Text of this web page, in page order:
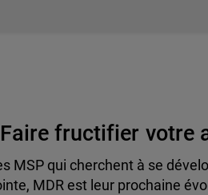
Faire fructifier votre
MSP qui cherchent à se
MDR est leur prochaine